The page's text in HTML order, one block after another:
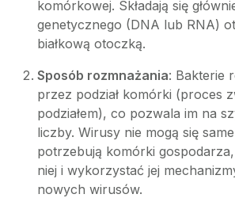
komórkowej. Składają się
genetycznego (DNA lub RNA)
białkową otoczką.
Sposób rozmnażania: Bakterie
przez podział komórki (proces
podziałem), co pozwala im na
liczby. Wirusy nie mogą się
potrzebują komórki
niej i wykorzystać jej
nowych wirusów.